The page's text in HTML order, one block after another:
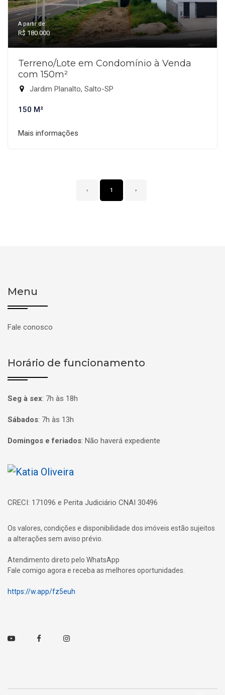
A partir de:
R$ 180.000
Terreno/Lote em Condomínio à Venda
com 150m²
Jardim Planalto, Salto-SP
150 M²
Mais informações
‹ 1 ›
Menu
Fale conosco
Horário de funcionamento
Seg à sex: 7h às 18h
Sábados: 7h às 13h
Domingos e feriados: Não haverá expediente
Página inicial
CRECI: 171096 e Perita Judiciário CNAI 30496
Os valores, condições e disponibilidade dos imóveis estão sujeitos
a alterações sem aviso prévio.
Atendimento direto pelo WhatsApp
Fale comigo agora e receba as melhores oportunidades.
https://w.app/fz5euh
Youtube FacebookInstagram